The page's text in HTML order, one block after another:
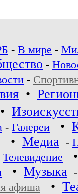
- В мире -
-
-
•
•
- Галереи •
• Медиа -
Телевидение
• Музыка
афиша •